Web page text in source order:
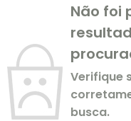
Não foi
Verifique
busca.